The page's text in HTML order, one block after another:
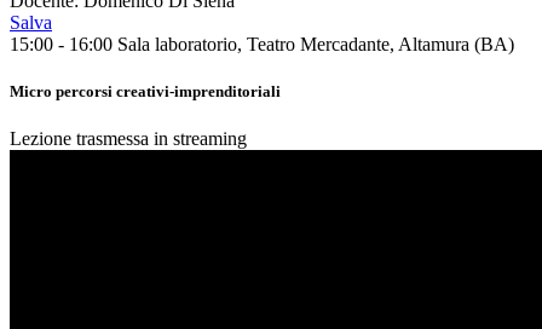
Salva
15:00 - 16:00 Sala laboratorio, Teatro Mercadante, Altamura (BA)
Micro percorsi creativi-imprenditoriali
Lezione trasmessa in streaming